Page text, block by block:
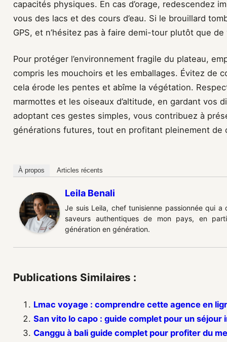
capacités physiques. En cas d’orage, redescendez
vous des lacs et des cours d’eau. Si le brouillard
GPS, et n’hésitez pas à faire demi-tour plutôt que de
Pour protéger l’environnement fragile du plateau,
compris les mouchoirs et les emballages. Évitez de
cela érode les pentes et abîme la végétation.
marmottes et les oiseaux d’altitude, en gardant vos
adoptant ces gestes simples, vous contribuez à
générations futures, tout en profitant pleinement de
À propos Articles récents
Leila Benali
Je suis Leila, chef tunisienne passionnée qui
saveurs authentiques de mon pays, en
génération en génération.
Publications Similaires :
Lmac voyage : comprendre cette agence en
San vito lo capo : guide complet pour un séjour
Canggu à bali guide complet pour profiter du